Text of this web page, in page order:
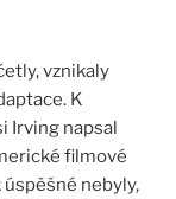
vznikaly
K
Irving napsal
filmové
úspěšné nebyly,